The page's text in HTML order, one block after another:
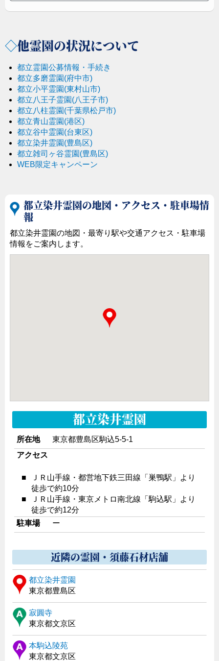
◇他霊園の状況について
都立霊園公募情報・手続き
都立多磨霊園(府中市)
都立小平霊園(東村山市)
都立八王子霊園(八王子市)
都立八柱霊園(千葉県松戸市)
都立青山霊園(港区)
都立谷中霊園(台東区)
都立染井霊園(豊島区)
都立雑司ヶ谷霊園(豊島区)
WEB限定キャンペーン
都立染井霊園の地図・アクセス・駐車場情
報
都立染井霊園の地図・最寄り駅や交通アクセス・駐車場
情報をご案内します。
都立染井霊園
所在地
東京都豊島区駒込5-5-1
アクセス
■
ＪＲ山手線・都営地下鉄三田線「巣鴨駅」より
徒歩で約10分
■
ＪＲ山手線・東京メトロ南北線「駒込駅」より
徒歩で約12分
駐車場
ー
近隣の霊園・須藤石材店舗
都立染井霊園
東京都豊島区
寂圓寺
東京都文京区
本駒込陵苑
東京都文京区